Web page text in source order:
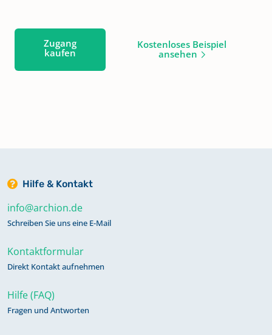
Zugang
kaufen
Kostenloses Beispiel
ansehen
Hilfe & Kontakt
info@archion.de
Schreiben Sie uns eine E-Mail
Kontaktformular
Direkt Kontakt aufnehmen
Hilfe (FAQ)
Fragen und Antworten